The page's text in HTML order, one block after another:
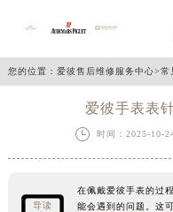
您的位置： 爱彼售后维修服务中心>常
爱彼手表表
 时间：2025-10-
导读
在佩戴爱彼手表的过
能会遇到的问题。这